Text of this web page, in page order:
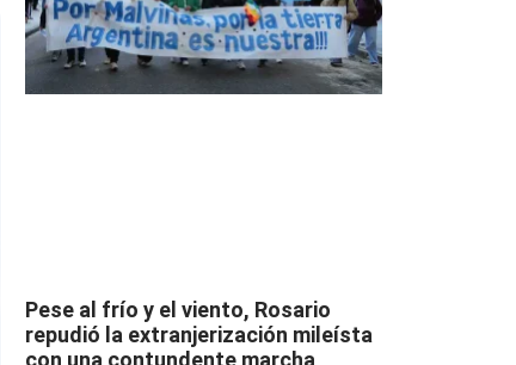
Pese al frío y el viento, Rosario
repudió la extranjerización mileísta
con una contundente marcha